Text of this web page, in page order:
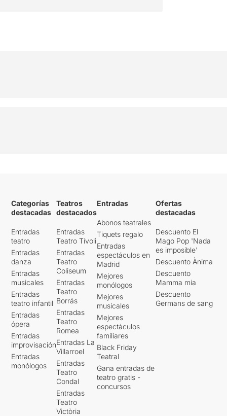
Categorías
destacadas
Entradas
teatro
Entradas
danza
Entradas
musicales
Entradas
teatro infantil
Entradas
ópera
Entradas
improvisación
Entradas
monólogos
Teatros
destacados
Entradas
Teatro Tívoli
Entradas
Teatro
Coliseum
Entradas
Teatro
Borrás
Entradas
Teatro
Romea
Entradas La
Villarroel
Entradas
Teatro
Condal
Entradas
Teatro
Victòria
Entradas
Abonos teatrales
Tiquets regalo
Entradas
espectáculos en
Madrid
Mejores
monólogos
Mejores
musicales
Mejores
espectáculos
familiares
Black Friday
Teatral
Gana entradas de
teatro gratis -
concursos
Ofertas
destacadas
Descuento El
Mago Pop 'Nada
es imposible'
Descuento Ànima
Descuento
Mamma mia
Descuento
Germans de sang